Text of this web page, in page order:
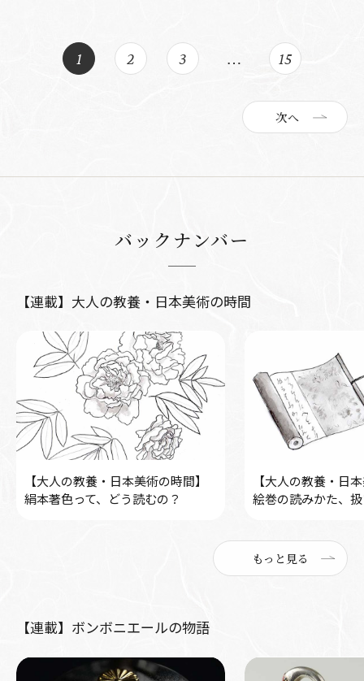
1 2 3 … 15
次へ
バックナンバー
【連載】大人の教養・日本美術の時間
【大人の教養・日本美術の時間】
絹本著色って、どう読むの？
【大人の教養・日
絵巻の読みかた、
もっと見る
【連載】ボンボニエールの物語